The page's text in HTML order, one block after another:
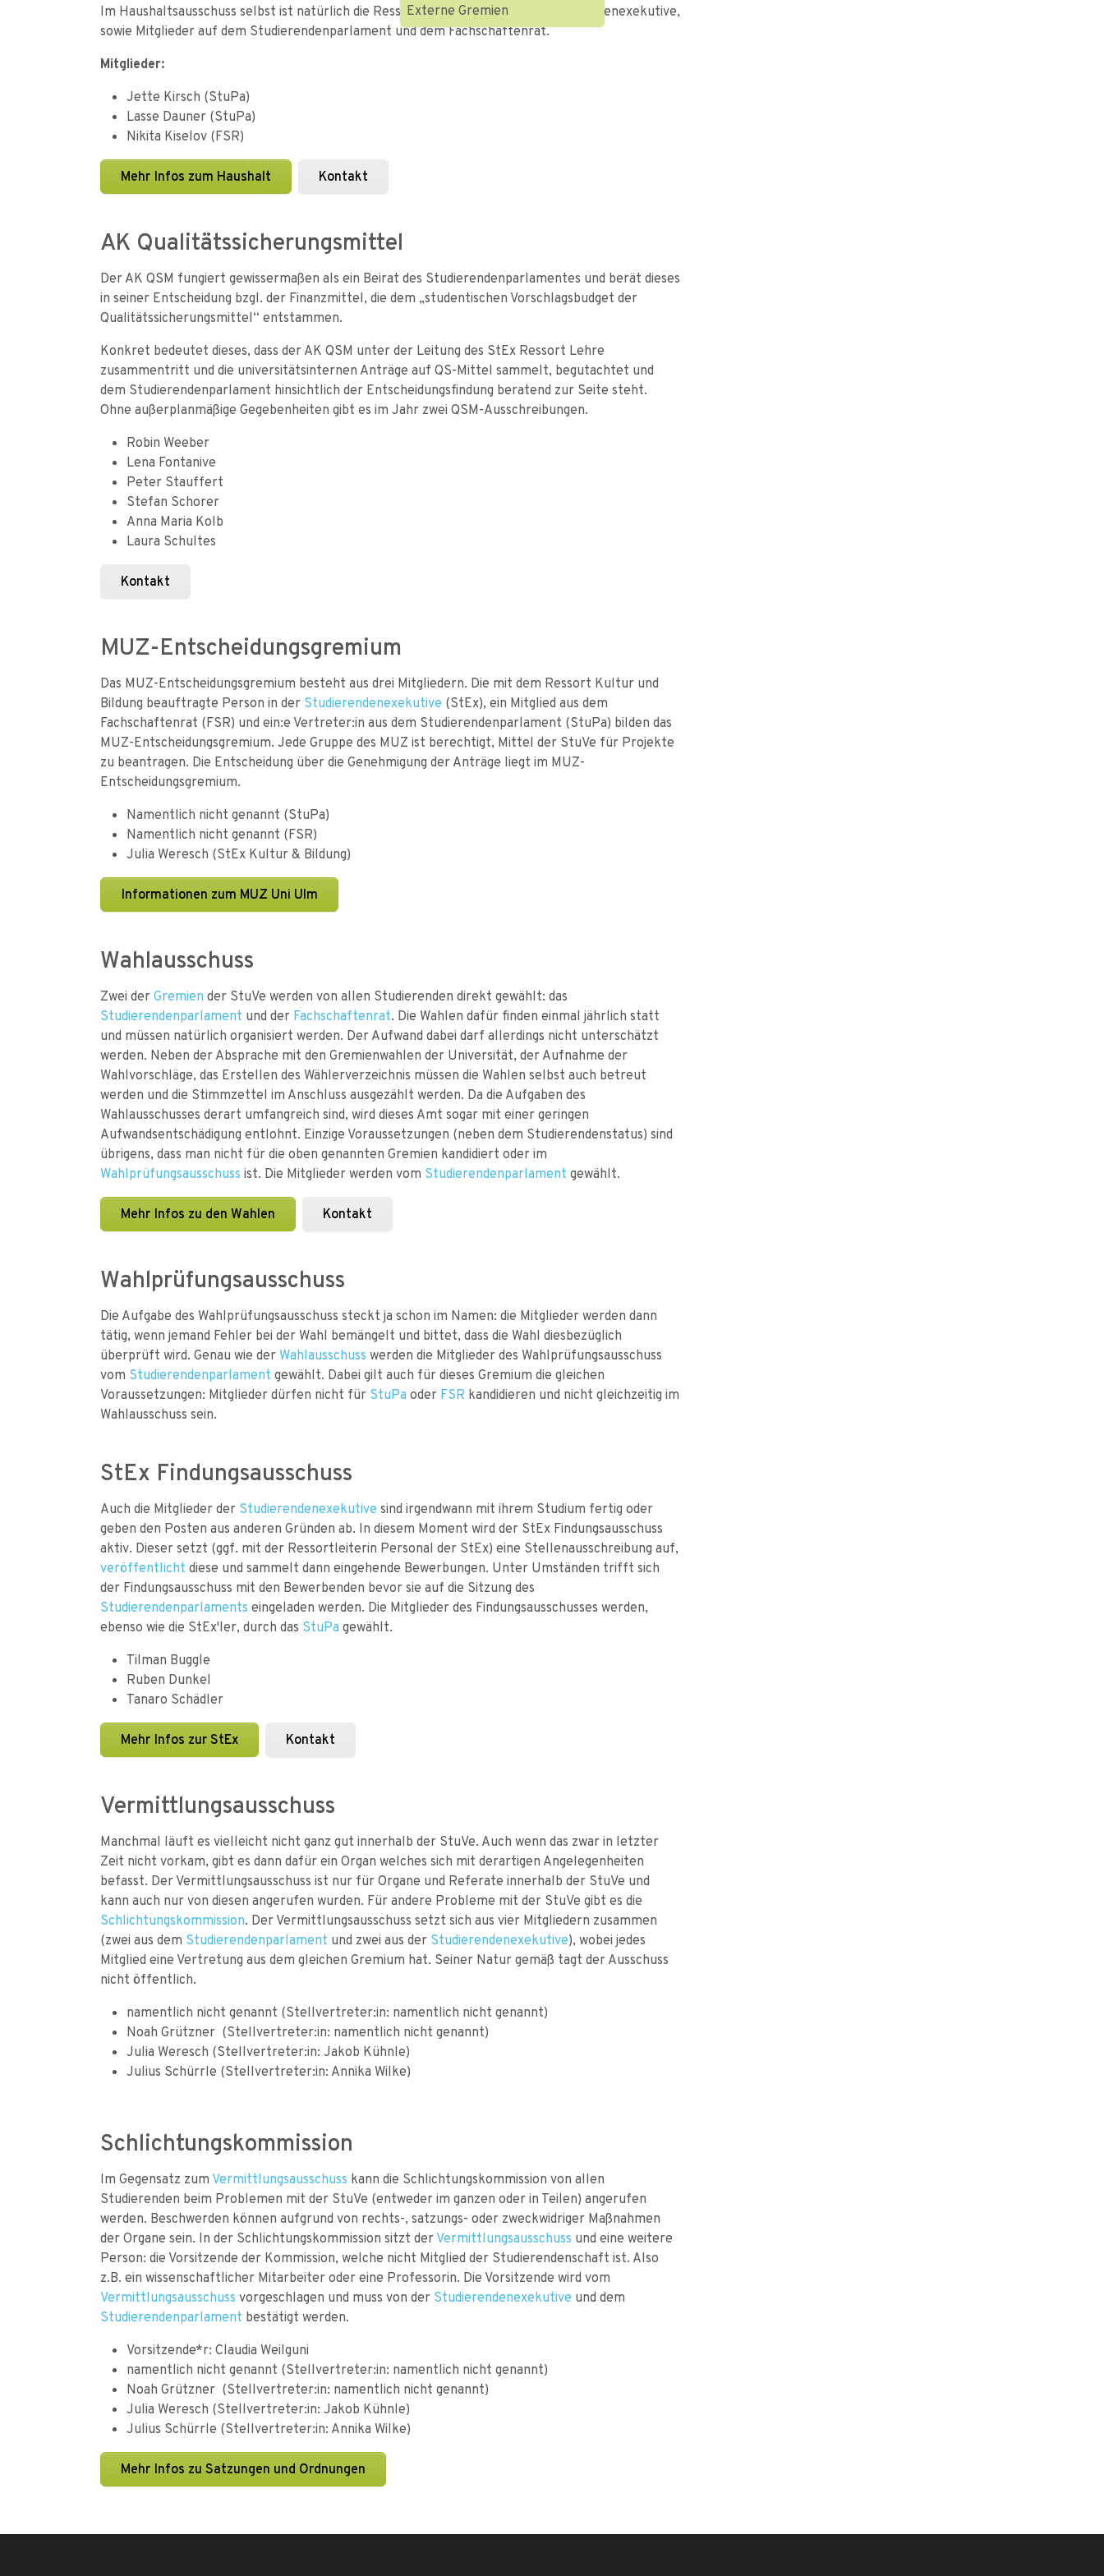
Externe Gremien
Im Haushaltsausschuss selbst ist natürlich die Ressorleiterin Finanzen der Studierendenexekutive,
sowie Mitglieder auf dem Studierendenparlament und dem Fachschaftenrat.
Mitglieder:
Jette Kirsch (StuPa)
Lasse Dauner (StuPa)
Nikita Kiselov (FSR)
Mehr Infos zum Haushalt Kontakt
AK Qualitätssicherungsmittel
Der AK QSM fungiert gewissermaßen als ein Beirat des Studierendenparlamentes und berät dieses
in seiner Entscheidung bzgl. der Finanzmittel, die dem „studentischen Vorschlagsbudget der
Qualitätssicherungsmittel“ entstammen.
Konkret bedeutet dieses, dass der AK QSM unter der Leitung des StEx Ressort Lehre
zusammentritt und die universitätsinternen Anträge auf QS-Mittel sammelt, begutachtet und
dem Studierendenparlament hinsichtlich der Entscheidungsfindung beratend zur Seite steht.
Ohne außerplanmäßige Gegebenheiten gibt es im Jahr zwei QSM-Ausschreibungen.
Robin Weeber
Lena Fontanive
Peter Stauffert
Stefan Schorer
Anna Maria Kolb
Laura Schultes
Kontakt
MUZ-Entscheidungsgremium
Das MUZ-Entscheidungsgremium besteht aus drei Mitgliedern. Die mit dem Ressort Kultur und
Bildung beauftragte Person in der Studierendenexekutive (StEx), ein Mitglied aus dem
Fachschaftenrat (FSR) und ein:e Vertreter:in aus dem Studierendenparlament (StuPa) bilden das
MUZ-Entscheidungsgremium. Jede Gruppe des MUZ ist berechtigt, Mittel der StuVe für Projekte
zu beantragen. Die Entscheidung über die Genehmigung der Anträge liegt im MUZ-
Entscheidungsgremium.
Namentlich nicht genannt (StuPa)
Namentlich nicht genannt (FSR)
Julia Weresch (StEx Kultur & Bildung)
Informationen zum MUZ Uni Ulm
Wahlausschuss
Zwei derGremien der StuVe werden von allen Studierenden direkt gewählt: das
Studierendenparlament und der Fachschaftenrat. Die Wahlen dafür finden einmal jährlich statt
und müssen natürlich organisiert werden. Der Aufwand dabei darf allerdings nicht unterschätzt
werden. Neben der Absprache mit den Gremienwahlen der Universität, der Aufnahme der
Wahlvorschläge, das Erstellen des Wählerverzeichnis müssen die Wahlen selbst auch betreut
werden und die Stimmzettel im Anschluss ausgezählt werden. Da die Aufgaben des
Wahlausschusses derart umfangreich sind, wird dieses Amt sogar mit einer geringen
Aufwandsentschädigung entlohnt. Einzige Voraussetzungen (neben dem Studierendenstatus) sind
übrigens, dass man nicht für die oben genannten Gremien kandidiert oder im
Wahlprüfungsausschuss ist. Die Mitglieder werden vom Studierendenparlament gewählt.
Mehr Infos zu den Wahlen Kontakt
Wahlprüfungsausschuss
Die Aufgabe des Wahlprüfungsausschuss steckt ja schon im Namen: die Mitglieder werden dann
tätig, wenn jemand Fehler bei der Wahl bemängelt und bittet, dass die Wahl diesbezüglich
überprüft wird. Genau wie der Wahlausschuss werden die Mitglieder des Wahlprüfungsausschuss
vom Studierendenparlament gewählt. Dabei gilt auch für dieses Gremium die gleichen
Voraussetzungen: Mitglieder dürfen nicht für StuPa oder FSR kandidieren und nicht gleichzeitig im
Wahlausschuss sein.
StEx Findungsausschuss
Auch die Mitglieder der Studierendenexekutive sind irgendwann mit ihrem Studium fertig oder
geben den Posten aus anderen Gründen ab. In diesem Moment wird der StEx Findungsausschuss
aktiv. Dieser setzt (ggf. mit der Ressortleiterin Personal der StEx) eine Stellenausschreibung auf,
veröffentlicht diese und sammelt dann eingehende Bewerbungen. Unter Umständen trifft sich
der Findungsausschuss mit den Bewerbenden bevor sie auf die Sitzung des
Studierendenparlaments eingeladen werden. Die Mitglieder des Findungsausschusses werden,
ebenso wie die StEx'ler, durch das StuPa gewählt.
Tilman Buggle
Ruben Dunkel
Tanaro Schädler
Mehr Infos zur StEx Kontakt
Vermittlungsausschuss
Manchmal läuft es vielleicht nicht ganz gut innerhalb der StuVe. Auch wenn das zwar in letzter
Zeit nicht vorkam, gibt es dann dafür ein Organ welches sich mit derartigen Angelegenheiten
befasst. Der Vermittlungsausschuss ist nur für Organe und Referate innerhalb der StuVe und
kann auch nur von diesen angerufen wurden. Für andere Probleme mit der StuVe gibt es die
Schlichtungskommission. Der Vermittlungsausschuss setzt sich aus vier Mitgliedern zusammen
(zwei aus dem Studierendenparlament und zwei aus der Studierendenexekutive), wobei jedes
Mitglied eine Vertretung aus dem gleichen Gremium hat. Seiner Natur gemäß tagt der Ausschuss
nicht öffentlich.
namentlich nicht genannt (Stellvertreter:in: namentlich nicht genannt)
Noah Grützner (Stellvertreter:in: namentlich nicht genannt)
Julia Weresch (Stellvertreter:in: Jakob Kühnle)
Julius Schürrle (Stellvertreter:in: Annika Wilke)
Schlichtungskommission
Im Gegensatz zum Vermittlungsausschuss kann die Schlichtungskommission von allen
Studierenden beim Problemen mit der StuVe (entweder im ganzen oder in Teilen) angerufen
werden. Beschwerden können aufgrund von rechts-, satzungs- oder zweckwidriger Maßnahmen
der Organe sein. In der Schlichtungskommission sitzt derVermittlungsausschuss und eine weitere
Person: die Vorsitzende der Kommission, welche nicht Mitglied der Studierendenschaft ist. Also
z.B. ein wissenschaftlicher Mitarbeiter oder eine Professorin. Die Vorsitzende wird vom
Vermittlungsausschuss vorgeschlagen und muss von der Studierendenexekutive und dem
Studierendenparlament bestätigt werden.
Vorsitzende*r: Claudia Weilguni
namentlich nicht genannt (Stellvertreter:in: namentlich nicht genannt)
Noah Grützner (Stellvertreter:in: namentlich nicht genannt)
Julia Weresch (Stellvertreter:in: Jakob Kühnle)
Julius Schürrle (Stellvertreter:in: Annika Wilke)
Mehr Infos zu Satzungen und Ordnungen